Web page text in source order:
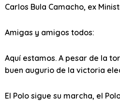
Carlos Bula Camacho, ex
Amigas y amigos todos:
Aquí estamos. A pesar de la
buen augurio de la victoria
El Polo sigue su marcha, el